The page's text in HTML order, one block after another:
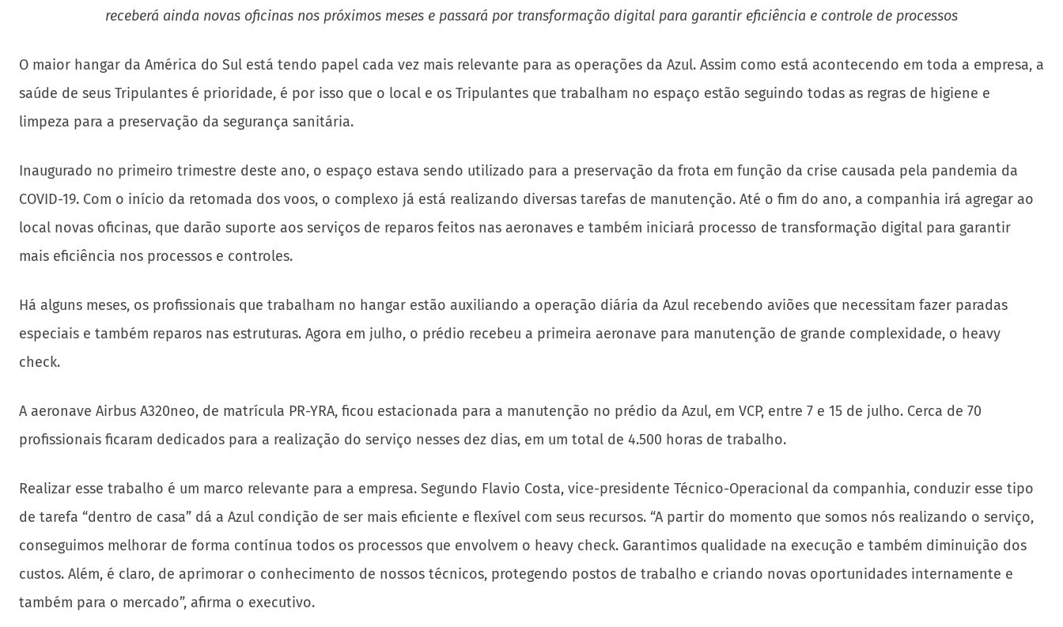
receberá ainda novas oficinas nos próximos meses e passará por transformação digital para garantir eficiência e controle de processos
O maior hangar da América do Sul está tendo papel cada vez mais relevante para as operações da Azul. Assim como está acontecendo em toda a empresa, a
saúde de seus Tripulantes é prioridade, é por isso que o local e os Tripulantes que trabalham no espaço estão seguindo todas as regras de higiene e
limpeza para a preservação da segurança sanitária.
Inaugurado no primeiro trimestre deste ano, o espaço estava sendo utilizado para a preservação da frota em função da crise causada pela pandemia da
COVID-19. Com o início da retomada dos voos, o complexo já está realizando diversas tarefas de manutenção. Até o fim do ano, a companhia irá agregar ao
local novas oficinas, que darão suporte aos serviços de reparos feitos nas aeronaves e também iniciará processo de transformação digital para garantir
mais eficiência nos processos e controles.
Há alguns meses, os profissionais que trabalham no hangar estão auxiliando a operação diária da Azul recebendo aviões que necessitam fazer paradas
especiais e também reparos nas estruturas. Agora em julho, o prédio recebeu a primeira aeronave para manutenção de grande complexidade, o heavy
check.
A aeronave Airbus A320neo, de matrícula PR-YRA, ficou estacionada para a manutenção no prédio da Azul, em VCP, entre 7 e 15 de julho. Cerca de 70
profissionais ficaram dedicados para a realização do serviço nesses dez dias, em um total de 4.500 horas de trabalho.
Realizar esse trabalho é um marco relevante para a empresa. Segundo Flavio Costa, vice-presidente Técnico-Operacional da companhia, conduzir esse tipo
de tarefa “dentro de casa” dá a Azul condição de ser mais eficiente e flexível com seus recursos. “A partir do momento que somos nós realizando o serviço,
conseguimos melhorar de forma contínua todos os processos que envolvem o heavy check. Garantimos qualidade na execução e também diminuição dos
custos. Além, é claro, de aprimorar o conhecimento de nossos técnicos, protegendo postos de trabalho e criando novas oportunidades internamente e
também para o mercado”, afirma o executivo.